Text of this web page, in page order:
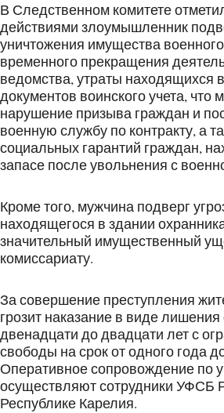
В Следственном комитете
действиями злоумышленник
уничтожения имущества
временного прекращения
ведомства, утраты находящихся
документов воинского учета, что
нарушение призыва граждан и
военную службу по контракту, а
социальных гарантий граждан,
запасе после увольнения с
Кроме того, мужчина подверг
находящегося в здании
значительный имущественный
комиссариату.
За совершение преступления
грозит наказание в виде
двенадцати до двадцати лет с
свободы на срок от одного года
Оперативное сопровождение по
осуществляют сотрудники УФСБ
Республике Карелия.